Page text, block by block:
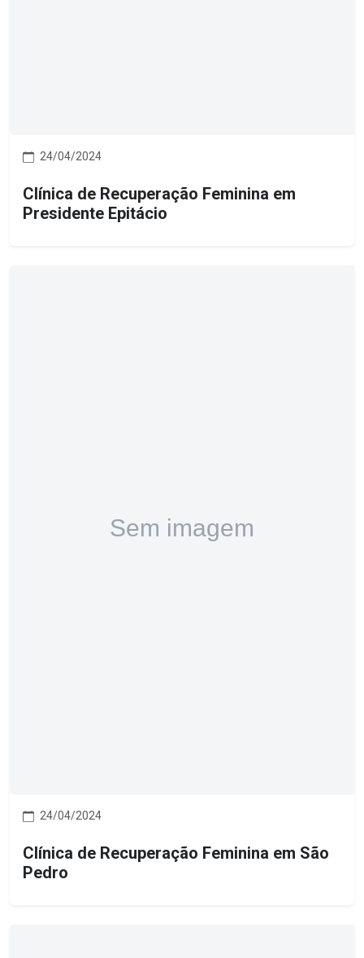
24/04/2024
Clínica de Recuperação Feminina em
Presidente Epitácio
24/04/2024
Clínica de Recuperação Feminina em São
Pedro